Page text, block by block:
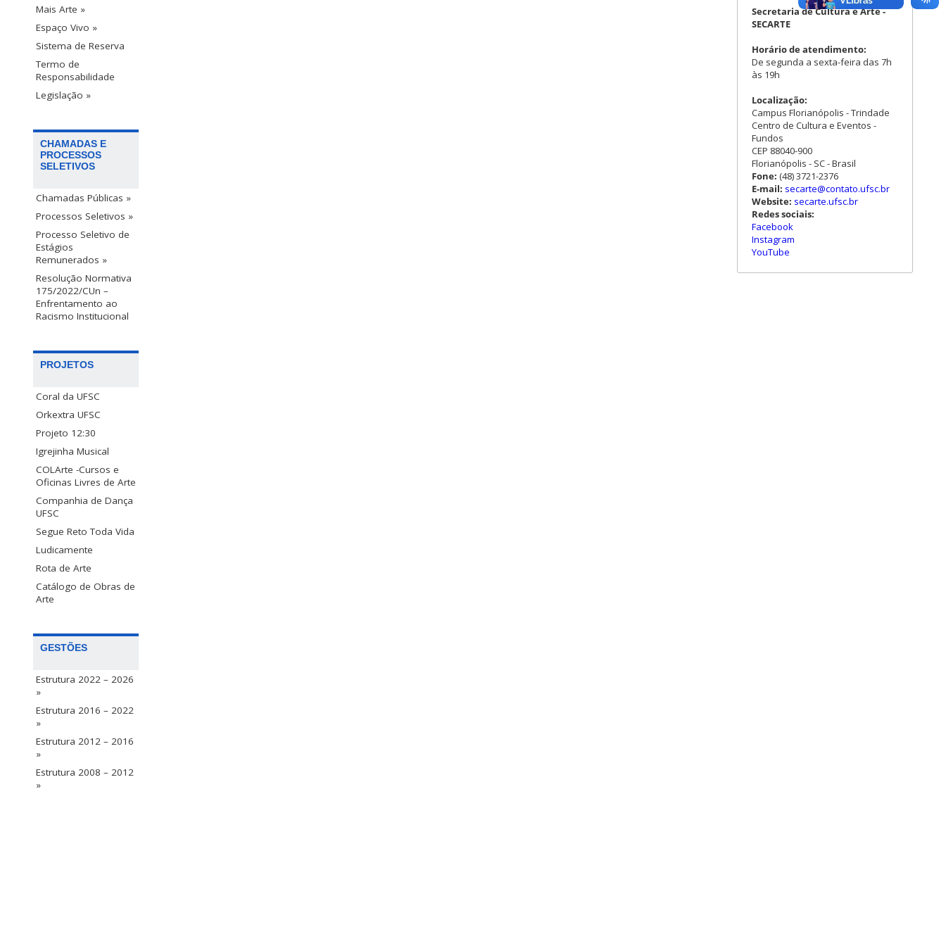
Mais Arte »
Espaço Vivo »
Sistema de Reserva
Termo de
Responsabilidade
Legislação »
CHAMADAS E
PROCESSOS
SELETIVOS
Chamadas Públicas »
Processos Seletivos »
Processo Seletivo de
Estágios
Remunerados »
Resolução Normativa
175/2022/CUn –
Enfrentamento ao
Racismo Institucional
PROJETOS
Coral da UFSC
Orkextra UFSC
Projeto 12:30
Igrejinha Musical
COLArte -Cursos e
Oficinas Livres de Arte
Companhia de Dança
UFSC
Segue Reto Toda Vida
Ludicamente
Rota de Arte
Catálogo de Obras de
Arte
GESTÕES
Estrutura 2022 – 2026
»
Estrutura 2016 – 2022
»
Estrutura 2012 – 2016
»
Estrutura 2008 – 2012
»
Secretaria de Cultura e Arte -
SECARTE
Horário de atendimento:
De segunda a sexta-feira das 7h
às 19h
Localização:
Campus Florianópolis - Trindade
Centro de Cultura e Eventos -
Fundos
CEP 88040-900
Florianópolis - SC - Brasil
Fone: (48) 3721-2376
E-mail: secarte@contato.ufsc.br
Website: secarte.ufsc.br
Redes sociais:
Facebook
Instagram
YouTube